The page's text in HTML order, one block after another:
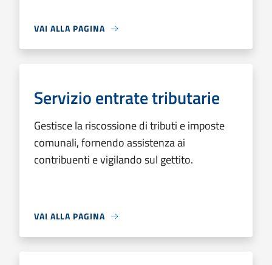
VAI ALLA PAGINA
Servizio entrate tributarie
Gestisce la riscossione di tributi e imposte
comunali, fornendo assistenza ai
contribuenti e vigilando sul gettito.
VAI ALLA PAGINA